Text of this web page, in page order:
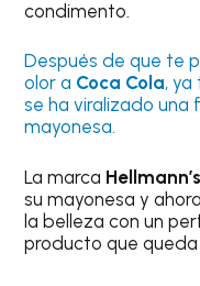
condimento.
Después de que te
olor a Coca Cola,
se ha viralizado una
mayonesa.
La marca Hellmann’s
su mayonesa y
la belleza con un
producto que queda